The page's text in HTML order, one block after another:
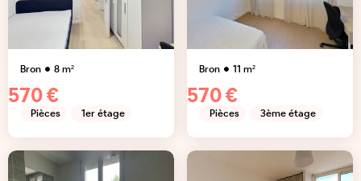
Bron 8m²
570 €
Pièces 1er étage
Bron 11 m²
570 €
Pièces 3ème étage